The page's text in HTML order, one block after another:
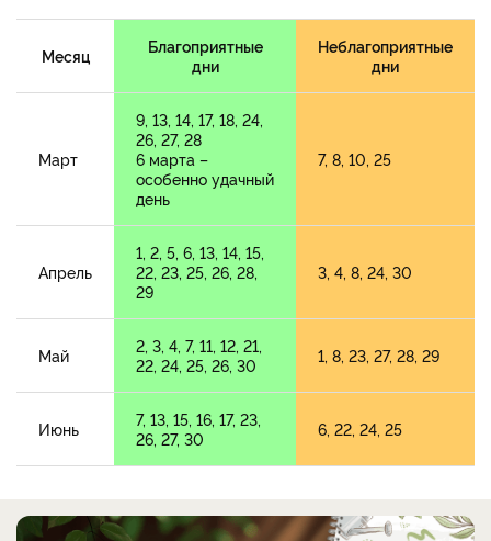
Месяц
Благоприятные
дни
Неблагоприятные
дни
Март
9, 13, 14, 17, 18, 24,
26, 27, 28
6 марта –
особенно удачный
день
7, 8, 10, 25
Апрель
1, 2, 5, 6, 13, 14, 15,
22, 23, 25, 26, 28,
29
3, 4, 8, 24, 30
Май
2, 3, 4, 7, 11, 12, 21,
22, 24, 25, 26, 30
1, 8, 23, 27, 28, 29
Июнь
7, 13, 15, 16, 17, 23,
26, 27, 30
6, 22, 24, 25